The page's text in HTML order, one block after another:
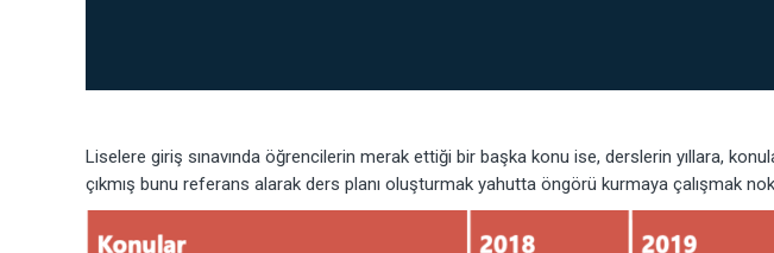
Liselere giriş sınavında öğrencilerin merak ettiği bir başka konu ise, derslerin yıllara,
çıkmış bunu referans alarak ders planı oluşturmak yahutta öngörü kurmaya çalışmak